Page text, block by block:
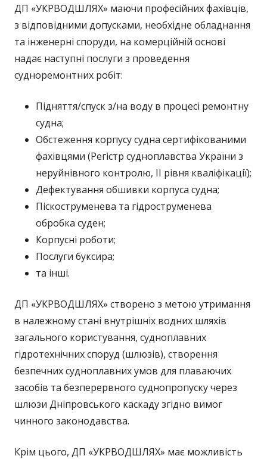
ДП «УКРВОДШЛЯХ» маючи професійних фахівців,
з відповідними допусками, необхідне обладнання
та інженерні споруди, на комерційній основі
надає наступні послуги з проведення
судноремонтних робіт:
Підняття/спуск з/на воду в процесі ремонтну
судна;
Обстеження корпусу судна сертифікованими
фахівцями (Регістр судноплавства України з
неруйнівного контролю, ІІ рівня кваліфікації);
Дефектування обшивки корпуса судна;
Піскоструменева та гідроструменева
обробка суден;
Корпусні роботи;
Послуги буксира;
та інші.
ДП «УКРВОДШЛЯХ» створено з метою утримання
в належному стані внутрішніх водних шляхів
загального користування, судноплавних
гідротехнічних споруд (шлюзів), створення
безпечних судноплавних умов для плаваючих
засобів та безперервного суднопропуску через
шлюзи Дніпровського каскаду згідно вимог
чинного законодавства.
Крім цього, ДП «УКРВОДШЛЯХ» має можливість